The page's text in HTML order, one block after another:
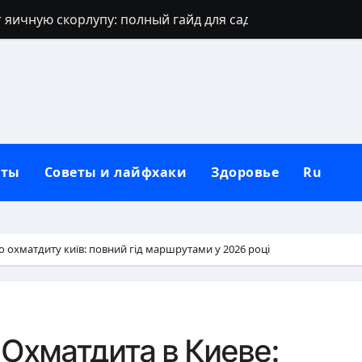
скорлупу: полный гайд для сада
духовный щит дома, семьи и сердца
рассаду перца без потерь
наследуют исключительно от отца
чтобы сформировать новую привычку
полный гид по правилам севооборота
Советы и лайфхаки Здоровье Ru
охматдиту київ: повний гід маршрутами у 2026 році
в Киеве: